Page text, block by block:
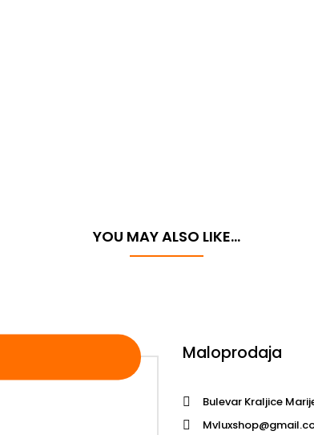
YOU MAY ALSO LIKE…
Maloprodaja
Bulevar Kraljice